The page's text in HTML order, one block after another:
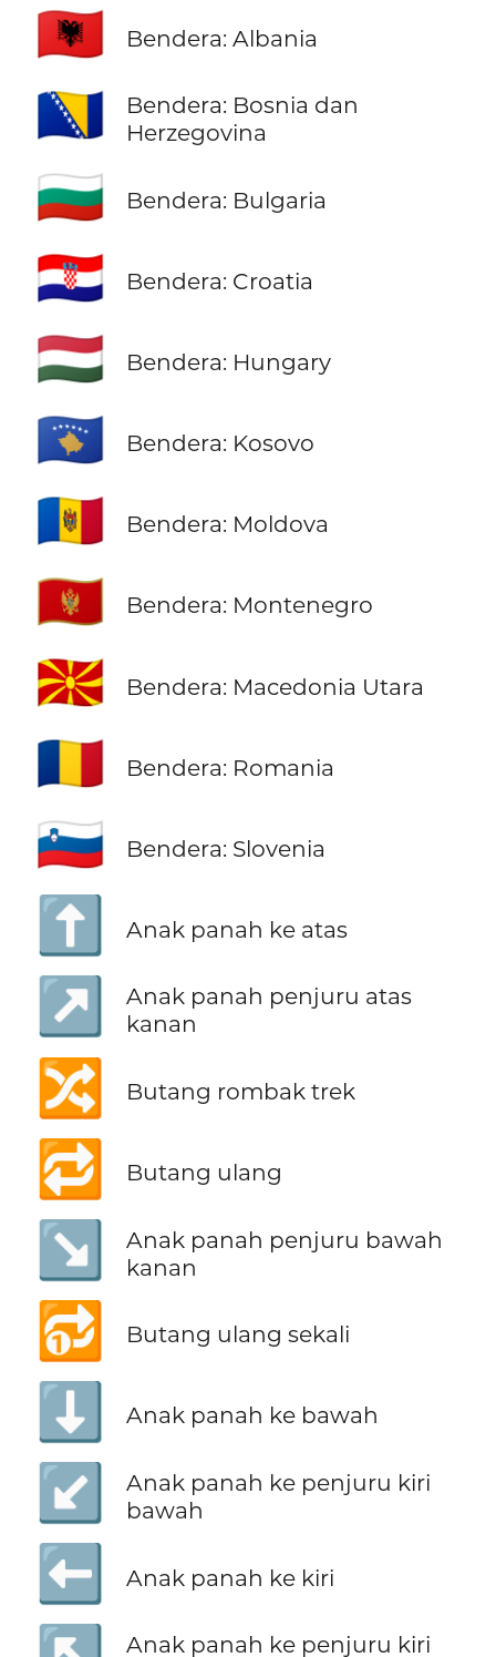
🇦🇱 Bendera: Albania
🇧🇦
Bendera: Bosnia dan
Herzegovina
🇧🇬 Bendera: Bulgaria
🇭🇷 Bendera: Croatia
🇭🇺 Bendera: Hungary
🇽🇰 Bendera: Kosovo
🇲🇩 Bendera: Moldova
🇲🇪 Bendera: Montenegro
🇲🇰 Bendera: Macedonia Utara
🇷🇴 Bendera: Romania
🇸🇮 Bendera: Slovenia
⬆️ Anak panah ke atas
↗️
Anak panah penjuru atas
kanan
🔀 Butang rombak trek
🔁 Butang ulang
↘️
Anak panah penjuru bawah
kanan
🔂 Butang ulang sekali
⬇️ Anak panah ke bawah
↙️
Anak panah ke penjuru kiri
bawah
⬅️ Anak panah ke kiri
Anak panah ke penjuru kiri